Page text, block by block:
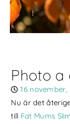
Photo a
16 november,
Nu är det
till Fat Mums